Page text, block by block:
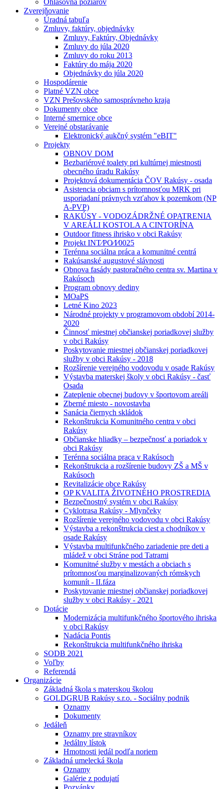
Ohlasovňa požiarov
Zverejňovanie
Úradná tabuľa
Zmluvy, faktúry, objednávky
Zmluvy, Faktúry, Objednávky
Zmluvy do júla 2020
Zmluvy do roku 2013
Faktúry do mája 2020
Objednávky do júla 2020
Hospodárenie
Platné VZN obce
VZN Prešovského samosprávneho kraja
Dokumenty obce
Interné smernice obce
Verejné obstarávanie
Elektronický aukčný systém "eBIT"
Projekty
OBNOV DOM
Bezbariérové toalety pri kultúrnej miestnosti
obecného úradu Rakúsy
Projektová dokumentácia ČOV Rakúsy - osada
Asistencia obciam s prítomnosťou MRK pri
usporiadaní právnych vzťahov k pozemkom (NP
A-PVP)
RAKÚSY - VODOZÁDRŽNÉ OPATRENIA
V AREÁLI KOSTOLA A CINTORÍNA
Outdoor fitness ihrisko v obci Rakúsy
Projekt INT⁄PO⁄I⁄0025
Terénna sociálna práca a komunitné centrá
Rakúsanské augustové slávnosti
Obnova fasády pastoračného centra sv. Martina v
Rakúsoch
Program obnovy dediny
MOaPS
Letné Kino 2023
Národné projekty v programovom období 2014-
2020
Činnosť miestnej občianskej poriadkovej služby
v obci Rakúsy
Poskytovanie miestnej občianskej poriadkovej
služby v obci Rakúsy - 2018
Rozšírenie verejného vodovodu v osade Rakúsy
Výstavba materskej školy v obci Rakúsy - časť
Osada
Zateplenie obecnej budovy v športovom areáli
Zberné miesto - novostavba
Sanácia čiernych skládok
Rekonštrukcia Komunitného centra v obci
Rakúsy
Občianske hliadky – bezpečnosť a poriadok v
obci Rakúsy
Terénna sociálna praca v Rakúsoch
Rekonštrukcia a rozšírenie budovy ZŠ a MŠ v
Rakúsoch
Revitalizácie obce Rakúsy
OP KVALITA ŽIVOTNÉHO PROSTREDIA
Bezpečnostný systém v obci Rakúsy
Cyklotrasa Rakúsy - Mlynčeky
Rozšírenie verejného vodovodu v obci Rakúsy
Výstavba a rekonštrukcia ciest a chodníkov v
osade Rakúsy
Výstavba multifunkčného zariadenie pre deti a
mládež v obci Stráne pod Tatrami
Komunitné služby v mestách a obciach s
prítomnosťou marginalizovaných rómskych
komunít - II.fáza
Poskytovanie miestnej občianskej poriadkovej
služby v obci Rakúsy - 2021
Dotácie
Modernizácia multifunkčného športového ihriska
v obci Rakúsy
Nadácia Pontis
Rekonštrukcia multifunkčného ihriska
SODB 2021
Voľby
Referendá
Organizácie
Základná škola s materskou školou
GOLDGRUB Rakúsy s.r.o. - Sociálny podnik
Oznamy
Dokumenty
Jedáleň
Oznamy pre stravníkov
Jedálny lístok
Hmotnosti jedál podľa noriem
Základná umelecká škola
Oznamy
Galérie z podujatí
Pozvánky